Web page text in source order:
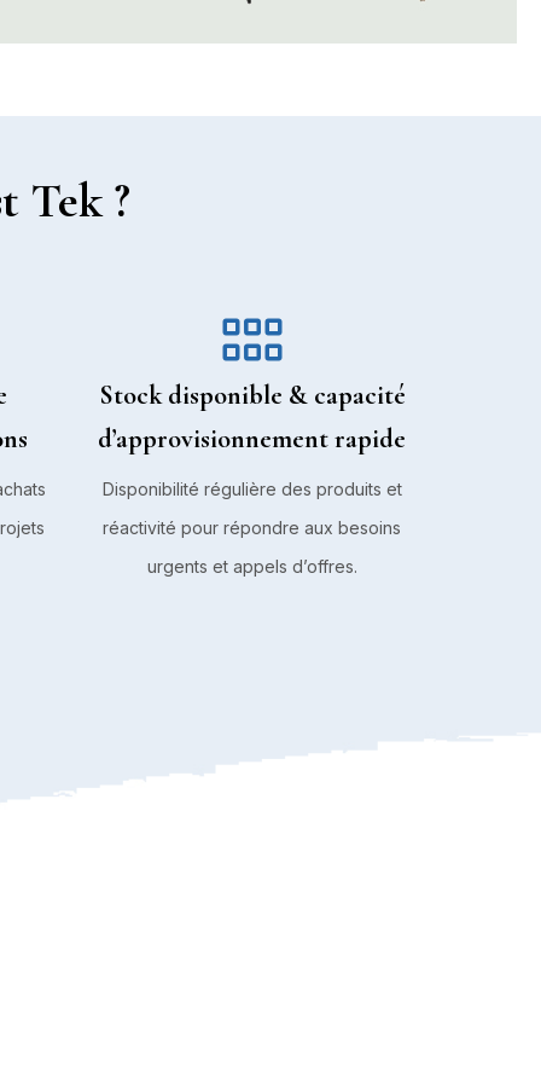
Tek ?
Stock disponible & capacité
d’approvisionnement rapide
Disponibilité régulière des produits et
réactivité pour répondre aux besoins
urgents et appels d’offres.